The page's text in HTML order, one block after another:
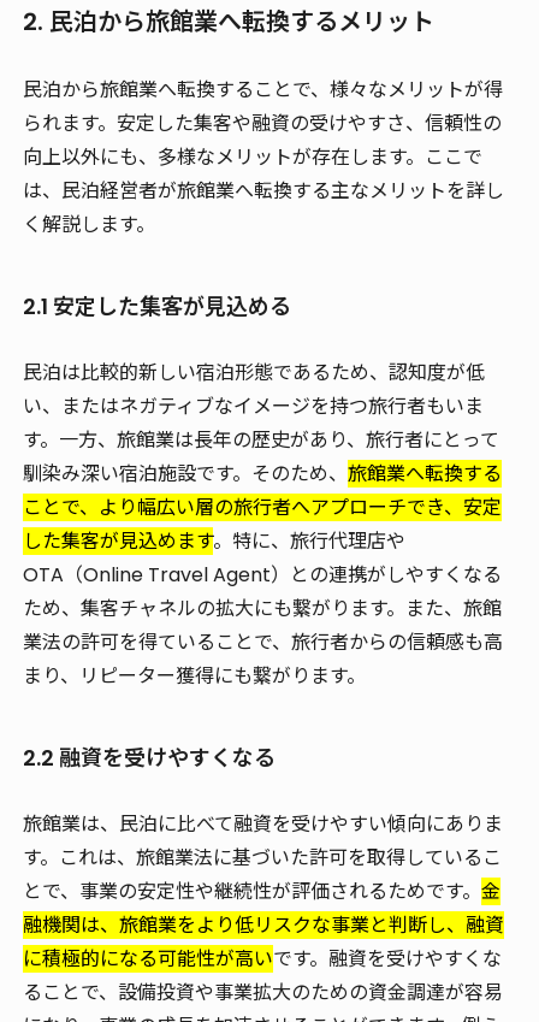
2. 民泊から旅館業へ転換するメリット
民泊から旅館業へ転換することで、様々なメリットが得
られます。安定した集客や融資の受けやすさ、信頼性の
向上以外にも、多様なメリットが存在します。ここで
は、民泊経営者が旅館業へ転換する主なメリットを詳し
く解説します。
2.1 安定した集客が見込める
民泊は比較的新しい宿泊形態であるため、認知度が低
い、またはネガティブなイメージを持つ旅行者もいま
す。一方、旅館業は長年の歴史があり、旅行者にとって
馴染み深い宿泊施設です。そのため、 旅館業へ転換する
ことで、より幅広い層の旅行者へアプローチでき、安定
した集客が見込めます。特に、旅行代理店や
OTA（Online Travel Agent）との連携がしやすくなる
ため、集客チャネルの拡大にも繋がります。また、旅館
業法の許可を得ていることで、旅行者からの信頼感も高
まり、リピーター獲得にも繋がります。
2.2 融資を受けやすくなる
旅館業は、民泊に比べて融資を受けやすい傾向にありま
す。これは、旅館業法に基づいた許可を取得しているこ
とで、事業の安定性や継続性が評価されるためです。 金
融機関は、旅館業をより低リスクな事業と判断し、融資
に積極的になる可能性が高いです。融資を受けやすくな
ることで、設備投資や事業拡大のための資金調達が容易